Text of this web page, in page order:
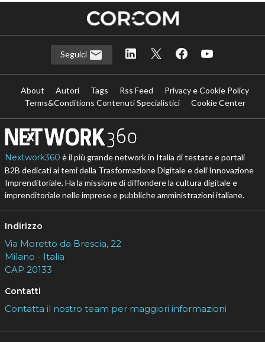
Seguici
About Autori Tags Rss Feed
Privacy e Cookie Policy
Terms&Conditions Contenuti Specialistici
Cookie Center
Nextwork360 è il più grande network in Italia di testate e portali
B2B dedicati ai temi della Trasformazione Digitale e dell’Innovazione
Imprenditoriale. Ha la missione di diffondere la cultura digitale e
imprenditoriale nelle imprese e pubbliche amministrazioni italiane.
Indirizzo
Via Moretto da Brescia, 22
Milano - Italia
CAP 20133
Contatti
Contatta il nostro team per maggiori informazioni